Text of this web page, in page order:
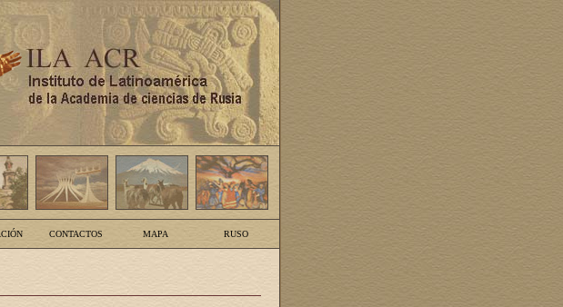
CONTACTOS MAPA RUSO